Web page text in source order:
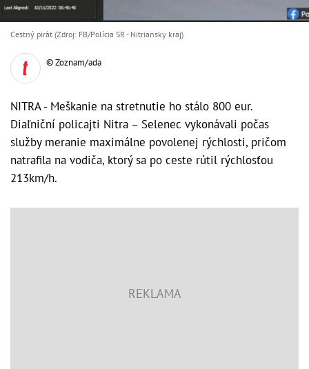
Cestný pirát (Zdroj: FB/Polícia SR - Nitriansky kraj)
© Zoznam/ada
NITRA - Meškanie na stretnutie ho stálo 800 eur.
Diaľniční policajti Nitra – Selenec vykonávali počas
služby meranie maximálne povolenej rýchlosti, pričom
natrafila na vodiča, ktorý sa po ceste rútil rýchlosťou
213km/h.